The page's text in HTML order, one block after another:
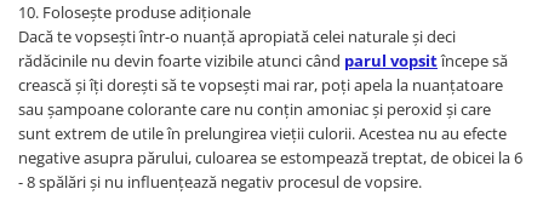
10. Folosește produse adiționale
Dacă te vopsești într-o nuanță apropiată celei naturale și deci
rădăcinile nu devin foarte vizibile atunci când parul vopsitîncepe să
crească și îți dorești să te vopsești mai rar, poți apela la nuanțatoare
sau șampoane colorante care nu conțin amoniac și peroxid și care
sunt extrem de utile în prelungirea vieții culorii. Acestea nu au efecte
negative asupra părului, culoarea se estompează treptat, de obicei la 6
- 8 spălări și nu influențează negativ procesul de vopsire.